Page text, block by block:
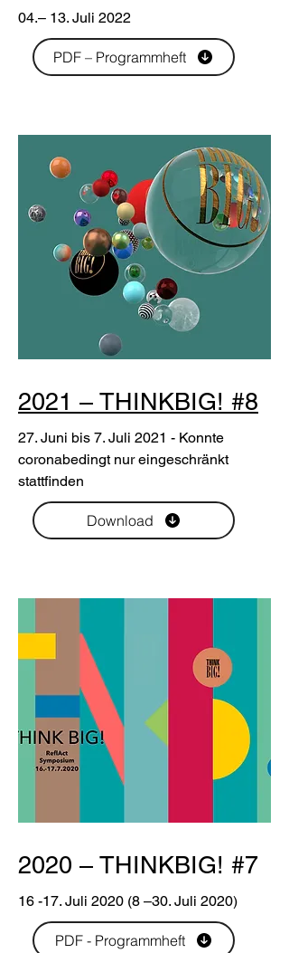
04.– 13. Juli 2022
PDF – Programmheft
2021 – THINKBIG! #8
27. Juni bis 7. Juli 2021 - Konnte
coronabedingt nur eingeschränkt
stattfinden
Download
2020 – THINKBIG! #7
16 -17. Juli 2020 (8 –30. Juli 2020)
PDF - Programmheft